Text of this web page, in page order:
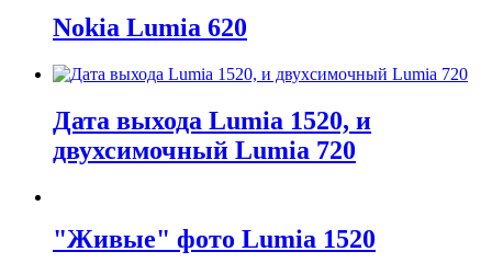
Nokia Lumia 620
Дата выхода Lumia 1520, и
двухсимочный Lumia 720
"Живые" фото Lumia 1520